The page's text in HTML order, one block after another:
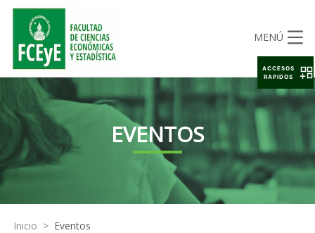
MENÚ
EVENTOS
Inicio > Eventos
ACCESOS
RAPIDOS